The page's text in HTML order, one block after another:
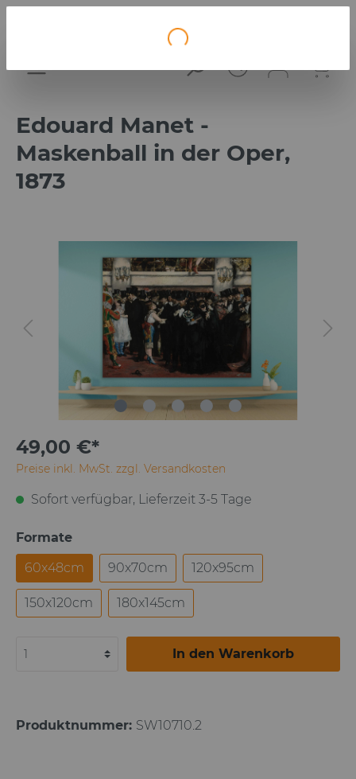
Edouard Manet -
Maskenball in der Oper,
1873
49,00 €*
Preise inkl. MwSt. zzgl. Versandkosten
Sofort verfügbar, Lieferzeit 3-5 Tage
Formate
60x48cm
90x70cm 120x95cm
150x120cm 180x145cm
In den Warenkorb
Produktnummer: SW10710.2
Loading...